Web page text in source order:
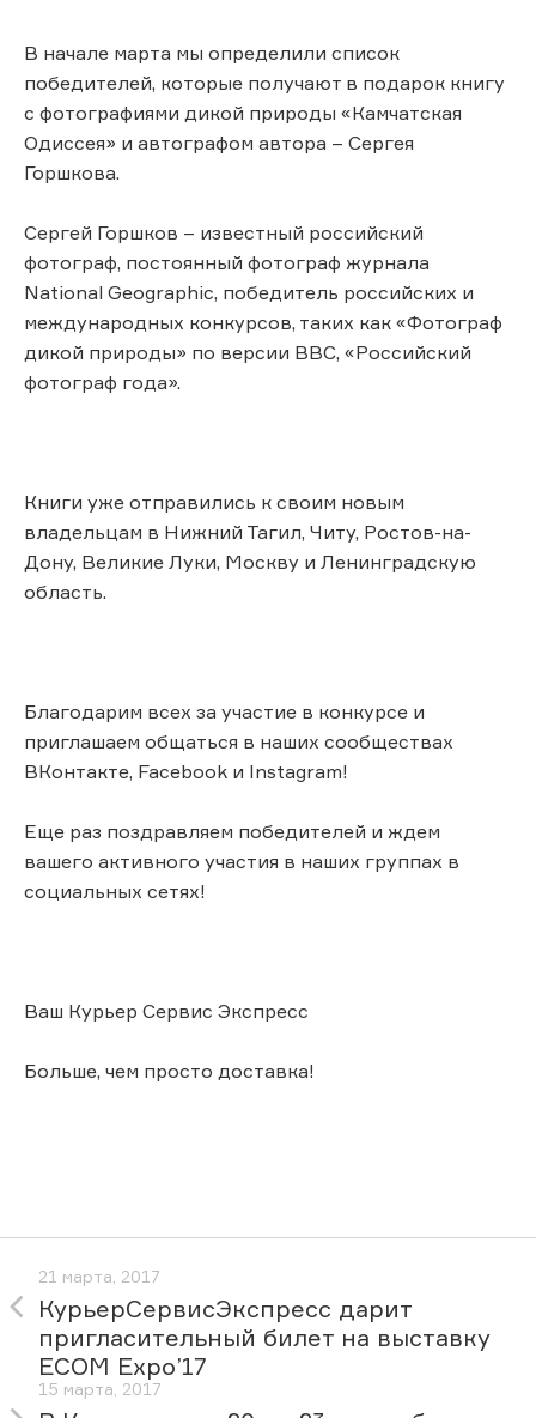
В начале марта мы определили список
победителей, которые получают в подарок книгу
с фотографиями дикой природы «Камчатская
Одиссея» и автографом автора – Сергея
Горшкова.
Сергей Горшков – известный российский
фотограф, постоянный фотограф журнала
National Geographic, победитель российских и
международных конкурсов, таких как «Фотограф
дикой природы» по версии BBC, «Российский
фотограф года».
Книги уже отправились к своим новым
владельцам в Нижний Тагил, Читу, Ростов-на-
Дону, Великие Луки, Москву и Ленинградскую
область.
Благодарим всех за участие в конкурсе и
приглашаем общаться в наших сообществах
ВКонтакте, Facebook и Instagram!
Еще раз поздравляем победителей и ждем
вашего активного участия в наших группах в
социальных сетях!
Ваш Курьер Сервис Экспресс
Больше, чем просто доставка!
21 марта, 2017
КурьерСервисЭкспресс дарит
пригласительный билет на выставку
ECOM Expo’17
15 марта, 2017